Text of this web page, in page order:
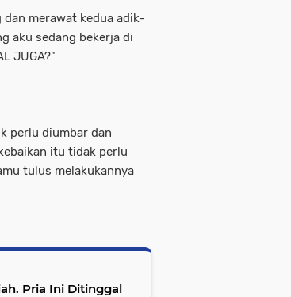
merawat kedua adik-
aku sedang bekerja di
JUGA?"
perlu diumbar dan
itu tidak perlu
tulus melakukannya
Pria Ini Ditinggal